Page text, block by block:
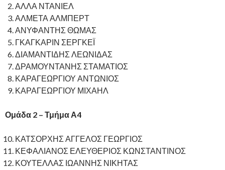
ΑΛΛΑ ΝΤΑΝΙΕΛ
ΑΛΜΕΤΑ ΑΛΜΠΕΡΤ
ΑΝΥΦΑΝΤΗΣ ΘΩΜΑΣ
ΓΚΑΓΚΑΡΙΝ ΣΕΡΓΚΕΪ
ΔΙΑΜΑΝΤΙΔΗΣ ΛΕΩΝΙΔΑΣ
ΔΡΑΜΟΥΝΤΑΝΗΣ ΣΤΑΜΑΤΙΟΣ
ΚΑΡΑΓΕΩΡΓΙΟΥ ΑΝΤΩΝΙΟΣ
ΚΑΡΑΓΕΩΡΓΙΟΥ ΜΙΧΑΗΛ
Ομάδα 2 – Τμήμα Α4
ΚΑΤΣΟΡΧΗΣ ΑΓΓΕΛΟΣ ΓΕΩΡΓΙΟΣ
ΚΕΦΑΛΙΑΝΟΣ ΕΛΕΥΘΕΡΙΟΣ ΚΩΝΣΤΑΝΤΙΝΟΣ
ΚΟΥΤΕΛΛΑΣ ΙΩΑΝΝΗΣ ΝΙΚΗΤΑΣ